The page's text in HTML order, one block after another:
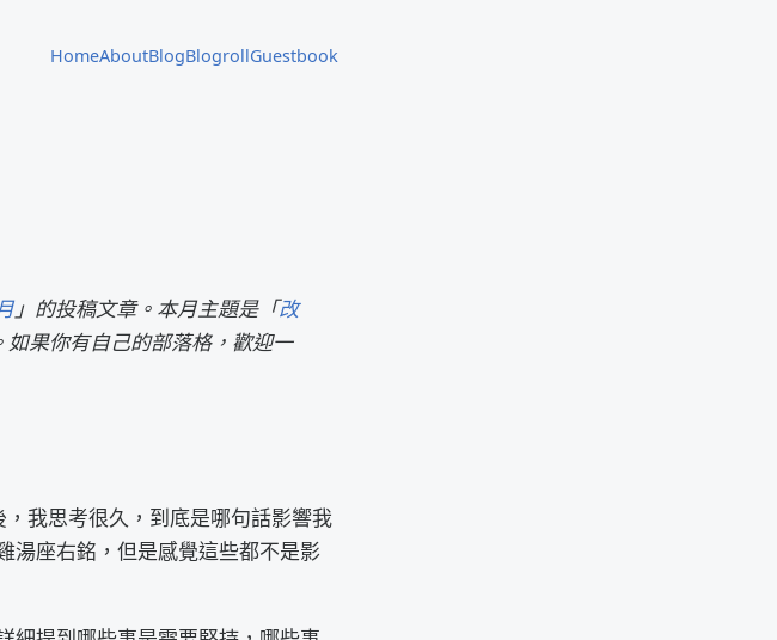
HomeAboutBlogBlogrollGuestbook
」的投稿文章。本月主題是「改
果你有自己的部落格，歡迎一
我思考很久，到底是哪句話影響我
湯座右銘，但是感覺這些都不是影